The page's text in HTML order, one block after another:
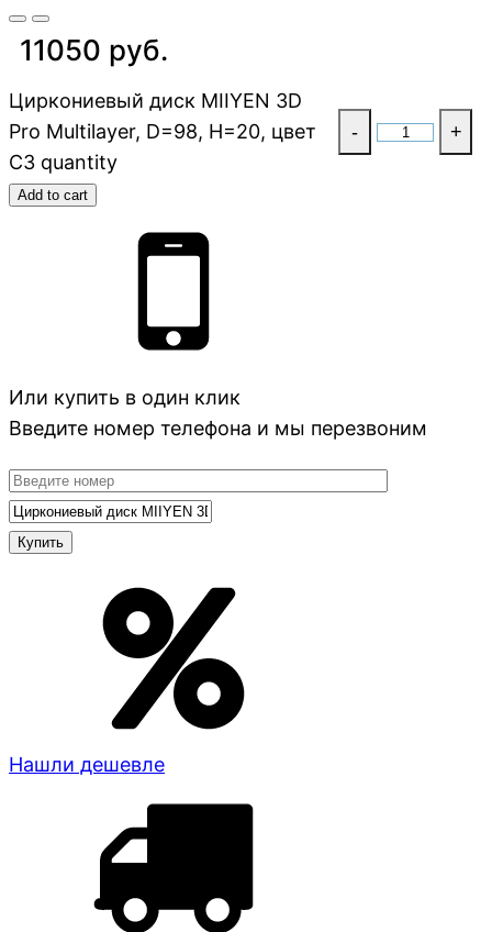
11050 руб.
Циркониевый диск MIIYEN 3D
Pro Multilayer, D=98, H=20, цвет
C3 quantity
- +
Add to cart
Или купить в один клик
Введите номер телефона и мы перезвоним
Нашли дешевле